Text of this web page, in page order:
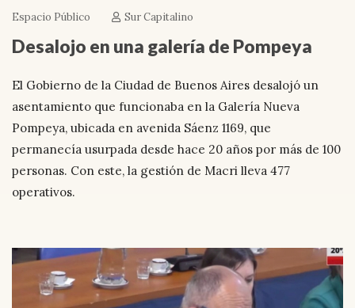
Espacio Público Sur Capitalino
Desalojo en una galería de Pompeya
El Gobierno de la Ciudad de Buenos Aires desalojó un
asentamiento que funcionaba en la Galería Nueva
Pompeya, ubicada en avenida Sáenz 1169, que
permanecía usurpada desde hace 20 años por más de 100
personas. Con este, la gestión de Macri lleva 477
operativos.